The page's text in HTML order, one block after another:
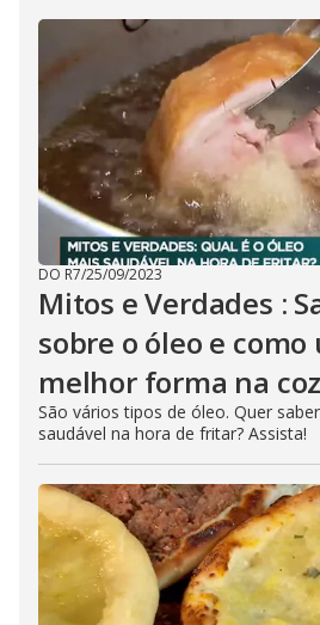
DO R7/25/09/2023
Mitos e Verdades :
sobre o óleo e como
melhor forma na
São vários tipos de óleo. Quer
saudável na hora de fritar? Assista!